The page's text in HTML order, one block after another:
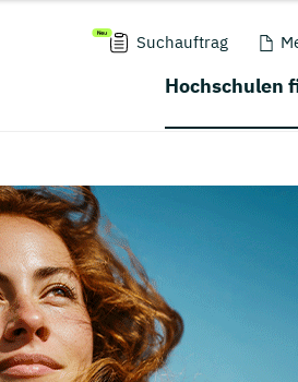
Suchauftrag
Hochschulen